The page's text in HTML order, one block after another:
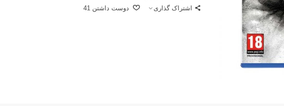
اشتراک گذاری
دوست داشتن 41